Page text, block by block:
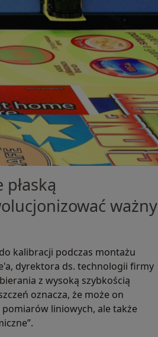
ważny
kalibracji podczas montażu
dyrektora ds. technologii firmy
z wysoką szybkością
oznacza, że może on
liniowych, ale także